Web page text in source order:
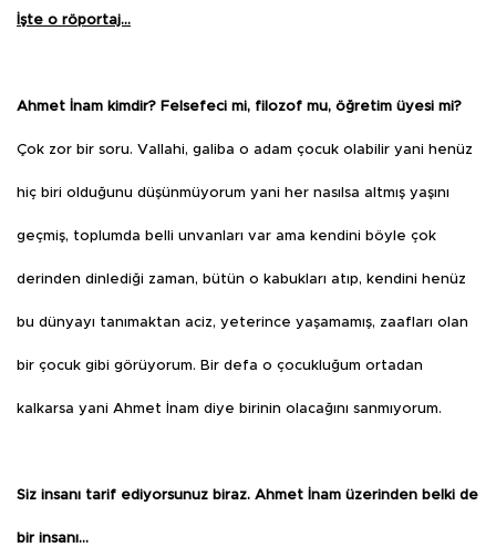
İşte o röportaj…
Ahmet İnam kimdir? Felsefeci mi, filozof mu, öğretim üyesi mi?
Çok zor bir soru. Vallahi, galiba o adam çocuk olabilir yani henüz
hiç biri olduğunu düşünmüyorum yani her nasılsa altmış yaşını
geçmiş, toplumda belli unvanları var ama kendini böyle çok
derinden dinlediği zaman, bütün o kabukları atıp, kendini henüz
bu dünyayı tanımaktan aciz, yeterince yaşamamış, zaafları olan
bir çocuk gibi görüyorum. Bir defa o çocukluğum ortadan
kalkarsa yani Ahmet İnam diye birinin olacağını sanmıyorum.
Siz insanı tarif ediyorsunuz biraz. Ahmet İnam üzerinden belki de
bir insanı…